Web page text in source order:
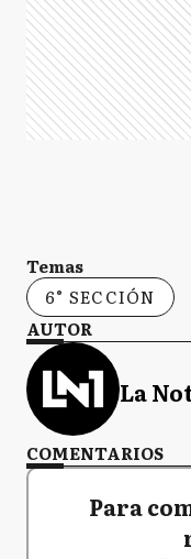
Temas
6° SECCIÓN
AUTOR
La
COMENTARIOS
Para